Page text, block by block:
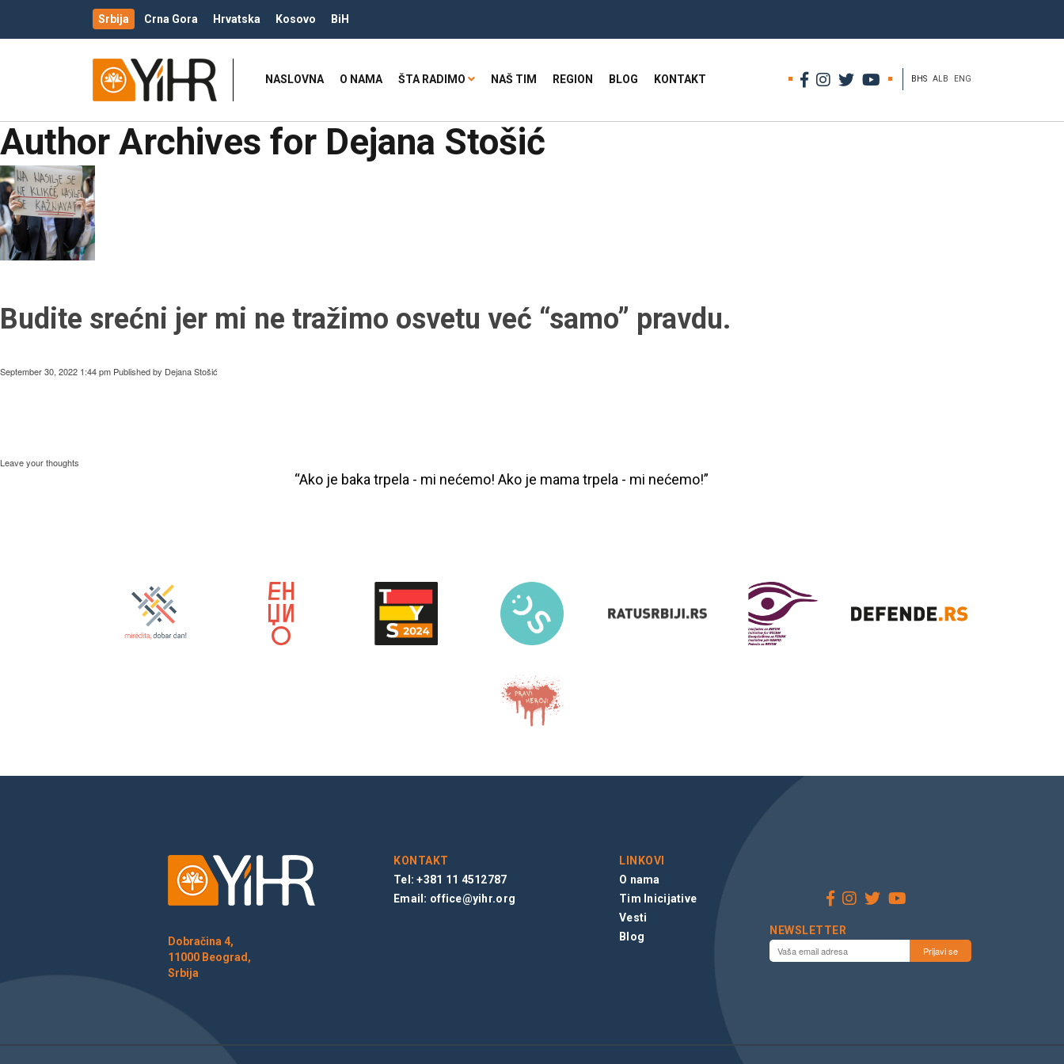
Srbija Crna Gora Hrvatska Kosovo BiH
NASLOVNA O NAMA ŠTA RADIMO NAŠ TIM REGION BLOG KONTAKT BHS ALB ENG
Author Archives for Dejana Stošić
Budite srećni jer mi ne tražimo osvetu već “samo” pravdu.
September 30, 2022 1:44 pm Published by Dejana Stošić
Leave your thoughts
“Ako je baka trpela - mi nećemo! Ako je mama trpela - mi nećemo!”
Dobračina 4,
11000 Beograd,
Srbija
KONTAKT
Tel: +381 11 4512787
Email: office@yihr.org
LINKOVI
O nama
Tim Inicijative
Vesti
Blog
NEWSLETTER